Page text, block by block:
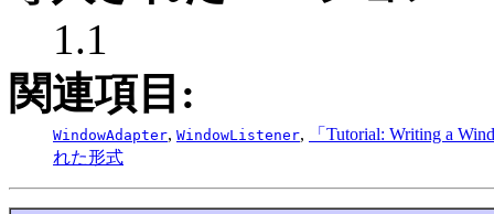
1.1
関連項目:
WindowAdapter, WindowListener,
「Tutorial: Writing a
れた形式